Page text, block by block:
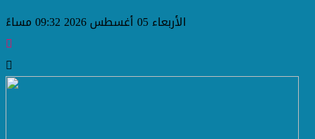
الأربعاء 05 أغسطس 2026 09:32 مساءً